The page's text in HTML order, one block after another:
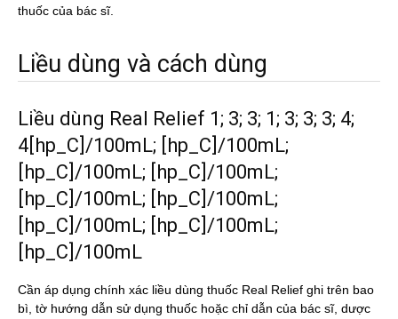
thuốc của bác sĩ.
Liều dùng và cách dùng
Liều dùng Real Relief 1; 3; 3; 1; 3; 3; 3; 4;
4[hp_C]/100mL; [hp_C]/100mL;
[hp_C]/100mL; [hp_C]/100mL;
[hp_C]/100mL; [hp_C]/100mL;
[hp_C]/100mL; [hp_C]/100mL;
[hp_C]/100mL
Cần áp dụng chính xác liều dùng thuốc Real Relief ghi trên bao
bì, tờ hướng dẫn sử dụng thuốc hoặc chỉ dẫn của bác sĩ, dược